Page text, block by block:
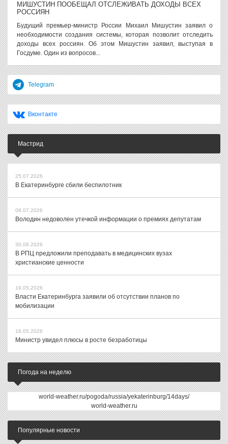
МИШУСТИН ПООБЕЩАЛ ОТСЛЕЖИВАТЬ ДОХОДЫ ВСЕХ
РОССИЯН
Будущий премьер-министр России Михаил Мишустин заявил о
необходимости создания системы, которая позволит отследить
доходы всех россиян. Об этом Мишустин заявил, выступая в
Госдуме. Один из вопросов...
Telegram
Вконтакте
Мастрид
25.07.2026
В Екатеринбурге сбили беспилотник
08.07.2026
Володин недоволен утечкой информации о премиях депутатам
30.06.2026
В РПЦ предложили преподавать в медицинских вузах
христианские ценности
19.05.2026
Власти Екатеринбурга заявили об отсутствии планов по
мобилизации
18.05.2026
Министр увидел плюсы в росте безработицы
Погода на неделю
world-weather.ru/pogoda/russia/yekaterinburg/14days/
world-weather.ru
Популярные новости